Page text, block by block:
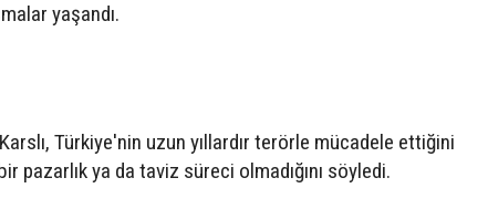
yaşandı.
Türkiye'nin uzun yıllardır terörle mücadele ettiğini
pazarlık ya da taviz süreci olmadığını söyledi.